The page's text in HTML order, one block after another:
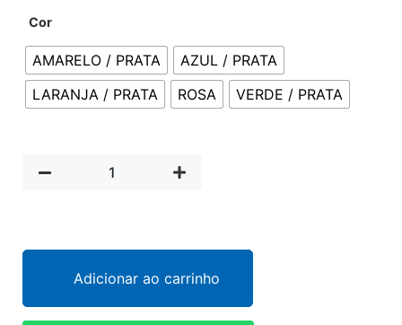
Cor
AMARELO / PRATA
AZUL / PRATA
LARANJA / PRATA
ROSA VERDE / PRATA
Adicionar ao carrinho